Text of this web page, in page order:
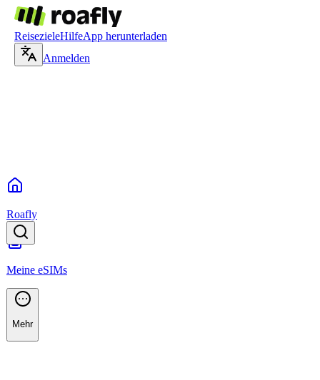
ReisezieleHilfeApp herunterladen
Anmelden
Roafly
Meine eSIMs
Mehr